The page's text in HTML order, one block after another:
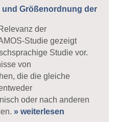
und Größenordnung der
der
Studie gezeigt
Studie vor.
von
die die gleiche
oder nach anderen
» weiterlesen